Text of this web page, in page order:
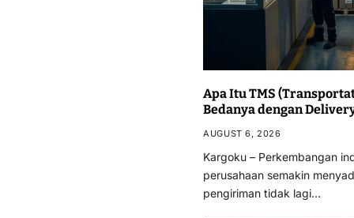
Apa Itu TMS
Bedanya dengan
AUGUST 6, 2026
Kargoku – Perkembangan
perusahaan semakin
pengiriman tidak lagi…